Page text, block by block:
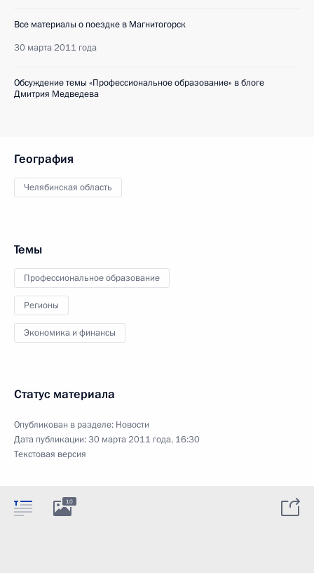
Все материалы о поездке в Магнитогорск
30 марта 2011 года
Обсуждение темы «Профессиональное образование» в блоге
Дмитрия Медведева
География
Челябинская область
Темы
Профессиональное образование
Регионы
Экономика и финансы
Статус материала
Опубликован в разделе: Новости
Дата публикации:30 марта 2011 года, 16:30
Текстовая версия
10